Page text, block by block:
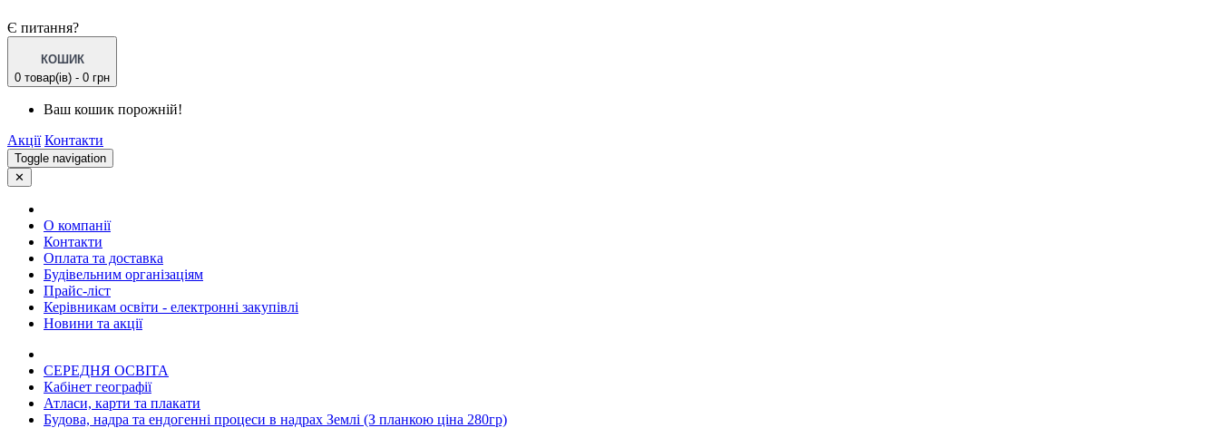
Є питання?
КОШИК
0 товар(ів) - 0 грн
Ваш кошик порожній!
Акції Контакти
Toggle navigation
✕
О компанії
Контакти
Оплата та доставка
Будівельним організаціям
Прайс-ліст
Керівникам освіти - електронні закупівлі
Новини та акції
СЕРЕДНЯ ОСВIТА
Кабінет географії
Атласи, карти та плакати
Будова, надра та ендогенні процеси в надрах Землі (З планкою ціна 280гр)